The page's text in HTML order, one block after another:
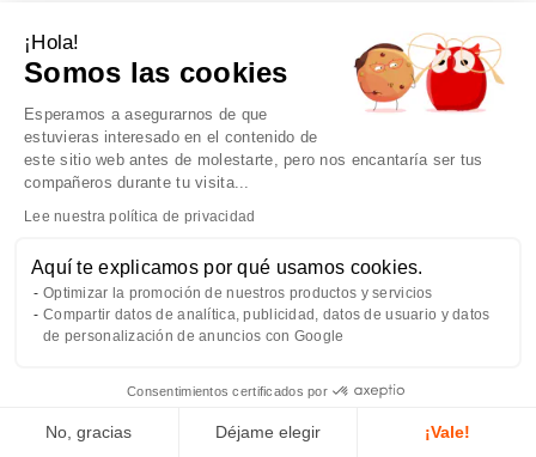
opcional
Click & Collect
Retirada en 1 hora
Síguenos en
¡Suscríbase a nuestra newsletter para recibir las últimas
¡Hola!
Somos las cookies
Esperamos a asegurarnos de que
estuvieras interesado en el contenido de
este sitio web antes de molestarte, pero nos encantaría ser tus
compañeros durante tu visita...
Lee nuestra política de privacidad
Aquí te explicamos por qué usamos cookies.
Optimizar la promoción de nuestros productos y servicios
Compartir datos de analítica, publicidad, datos de usuario y datos
de personalización de anuncios con Google
Consentimientos certificados por
No, gracias Déjame elegir ¡Vale!